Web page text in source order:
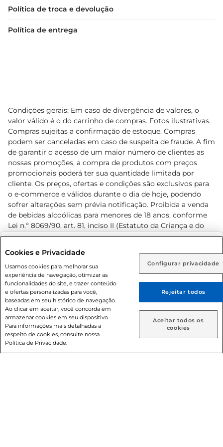
Rio de Janeiro (RJ) Goiás (GO)
Ou
Caso queira comprar online, informe como deseja receber
suas compras:
Entrega em casa Retire em Loja
Política de troca e devolução
Política de entrega
Condições gerais: Em caso de divergência de valores, o
valor válido é o do carrinho de compras. Fotos ilustrativas.
Compras sujeitas a confirmação de estoque. Compras
podem ser canceladas em caso de suspeita de fraude. A fim
de garantir o acesso de um maior número de clientes as
nossas promoções, a compra de produtos com preços
promocionais poderá ter sua quantidade limitada por
cliente. Os preços, ofertas e condições são exclusivos para
o e-commerce e válidos durante o dia de hoje, podendo
sofrer alterações sem prévia notificação. Proibida a venda
de bebidas alcoólicas para menores de 18 anos, conforme
Lei n.º 8069/90, art. 81, inciso II (Estatuto da Criança e do
Adolescente). Preços e condições exclusivos para o
prévio. O valor mínimo para as compras on-line é de R$
80,00.
© 2026 Copyright. Todos os direitos
reservados Prezunic.
Cookies e Privacidade
Usamos cookies para melhorar sua
experiência de navegação, otimizar as
funcionalidades do site, e trazer conteúdo
e ofertas personalizadas para você,
baseadas em seu histórico de navegação.
Ao clicar em aceitar, você concorda em
armazenar cookies em seu dispositivo.
Para informações mais detalhadas a
respeito de cookies, consulte nossa
Política de Privacidade.
Configurar privacidade
Rejeitar todos
Aceitar todos os
cookies